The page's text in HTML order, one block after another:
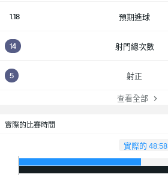
1.18 預期進球
14 射門總次數
5 射正
查看全部
實際的比賽時間
實際的 48:58